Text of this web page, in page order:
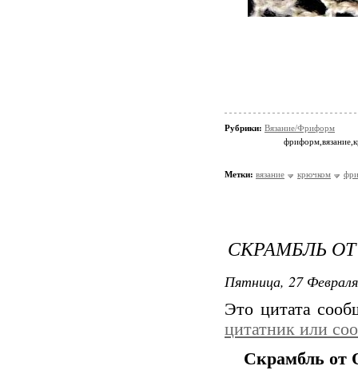
Рубрики: Вязание/Фриформ
Метки: вязание крючком
СКРАМБЛЬ ОТ
Пятница, 27
Это цитата
цитатник или
Скрамбль от